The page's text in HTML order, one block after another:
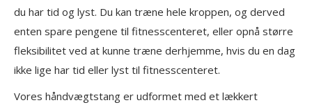
du har tid og lyst. Du kan træne hele kroppen, og derved
enten spare pengene til fitnesscenteret, eller opnå større
fleksibilitet ved at kunne træne derhjemme, hvis du en dag
ikke lige har tid eller lyst til fitnesscenteret.
Vores håndvægtstang er udformet med et lækkert